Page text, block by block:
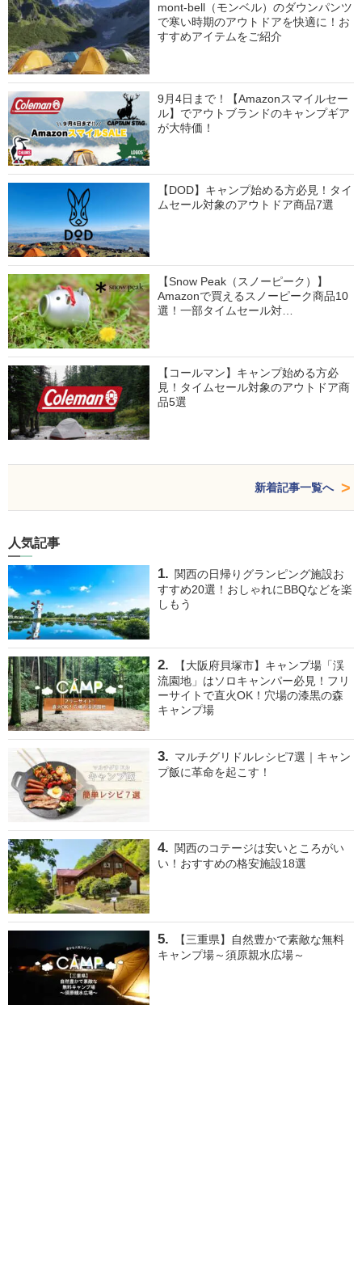
mont-bell（モンベル）のダウンパンツ
で寒い時期のアウトドアを快適に！お
すすめアイテムをご紹介
9月4日まで！【Amazonスマイルセー
ル】でアウトブランドのキャンプギア
が大特価！
【DOD】キャンプ始める方必見！タイ
ムセール対象のアウトドア商品7選
【Snow Peak（スノーピーク）】
Amazonで買えるスノーピーク商品10
選！一部タイムセール対…
【コールマン】キャンプ始める方必
見！タイムセール対象のアウトドア商
品5選
新着記事一覧へ
人気記事
関西の日帰りグランピング施設お
すすめ20選！おしゃれにBBQなどを楽
しもう
【大阪府貝塚市】キャンプ場「渓
流園地」はソロキャンパー必見！フリ
ーサイトで直火OK！穴場の漆黒の森
キャンプ場
マルチグリドルレシピ7選｜キャン
プ飯に革命を起こす！
関西のコテージは安いところがい
い！おすすめの格安施設18選
【三重県】自然豊かで素敵な無料
キャンプ場～須原親水広場～